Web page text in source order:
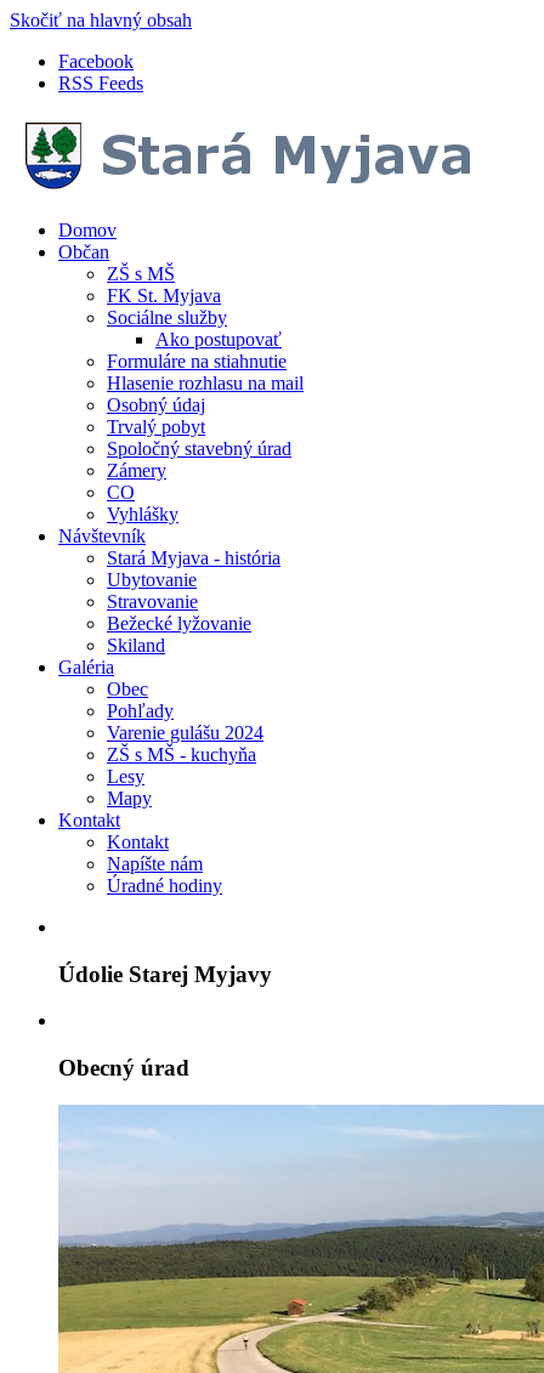
Skočiť na hlavný obsah
Facebook
RSS Feeds
Domov
Občan
ZŠ s MŠ
FK St. Myjava
Sociálne služby
Ako postupovať
Formuláre na stiahnutie
Hlasenie rozhlasu na mail
Osobný údaj
Trvalý pobyt
Spoločný stavebný úrad
Zámery
CO
Vyhlášky
Návštevník
Stará Myjava - história
Ubytovanie
Stravovanie
Bežecké lyžovanie
Skiland
Galéria
Obec
Pohľady
Varenie gulášu 2024
ZŠ s MŠ - kuchyňa
Lesy
Mapy
Kontakt
Kontakt
Napíšte nám
Úradné hodiny
Údolie Starej Myjavy
Obecný úrad